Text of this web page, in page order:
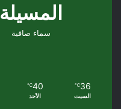
المسيلة
سماء صافية
36
℃
السبت
40
℃
الأحد